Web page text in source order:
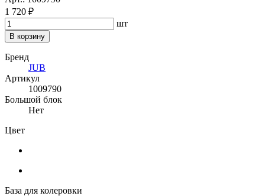
1 720 ₽
шт
В корзину
Бренд
JUB
Артикул
1009790
Большой блок
Нет
Цвет
База для колеровки